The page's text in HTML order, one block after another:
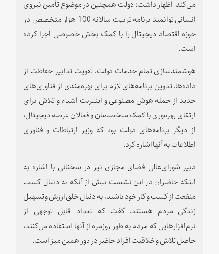
می‌کند، اظهار داشت: دولت همچنین در موضوع تأمین نیروی
انسانی توانمند برنامه تربیت سالانه 100 هزار متخصص در
حوزه اقتصاد دیجیتال را با کمک بخش خصوصی اجرا کرده
است.
هوشمندسازی تمام خدمات دولت، تقویت تدابیر حفاظت از
داده‌ها، تدوین برنامه‌های لازم برای بهره‌مندی از فناوری‌های
جدید از جمله هوش مصنوعی و اینترنت اشیاء و تلاش برای
ارتقای بهره‌وری با کمک متخصصان و فعالان عرصه دیجیتال،
از دیگر برنامه‌های دولت بود که وزیر ارتباطات و فناوری
اطلاعات به آنها اشاره کرد.
دبیر شورای‌عالی فضای مجازی نیز در سخنانی با اشاره به
اینکه حاضران در این نشست بیش از آنکه به دنبال کسب
منفعت از کسب و کار خود باشند، به دنبال خلق ارزش و تسهیل
زندگی مردم هستند، گفت که تعداد قابل توجهی از
نرم‌افزارهایی که مردم به طور روزمره از آنها استفاده می‌کنند،
حاصل تلاش و خلاقیت افراد حاضر در دور همین میز است.